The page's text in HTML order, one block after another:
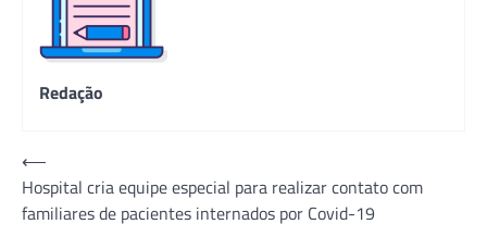
Redação
Navegação
de
Post
⟵
Hospital cria equipe especial para realizar contato com
familiares de pacientes internados por Covid-19